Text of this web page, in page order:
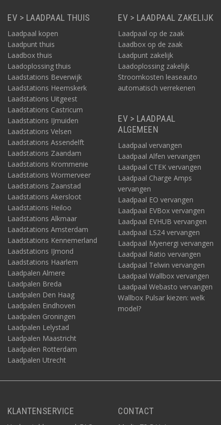
met App), de Laadpaal Ratio Solar (online lader met Load
Balancing, PV laden en App), de Laadpaal Ratio io6 (online lader
met E-Flux SIM) en de Laadpaal Ratio io7.
EV > LAADPAAL THUIS
Laadpaal kopen
Laadpunt thuis
Laadbox thuis
Laadoplossing thuis
Laadstations Beverwijk
Laadstations Heemskerk
Laadstations Uitgeest
Laadstations Castricum
Laadstations IJmuiden
Laadstations Velsen
Laadstations Assendelft
Laadstations Zaandam
Laadstations Krommenie
Laadstations Wormerveer
Laadstations Zaanstad
Laadstations Akersloot
Laadstations Heiloo
Laadstations Alkmaar
Laadstations Amsterdam
Laadstations Kennemerland
Laadstations IJmond
Laadstations Haarlem
Laadpalen Almere
Laadpalen Breda
Laadpalen Den Haag
Laadpalen Eindhoven
Laadpalen Groningen
Laadpalen Lelystad
Laadpalen Maastricht
Laadpalen Rotterdam
Laadpalen Utrecht
EV > LAADPAAL ZAKELIJK
Laadpaal op de zaak
Laadbox op de zaak
Laadpunt zakelijk
Laadoplossing zakelijk
Stroomkosten leaseauto
automatisch verrekenen
EV > LAADPAAL
ALGEMEEN
Laadpaal vervangen
Laadpaal Alfen vervangen
Laadpaal CTEK vervangen
Laadpaal Charge Amps
vervangen
Laadpaal EO vervangen
Laadpaal EVBox vervangen
Laadpaal EVHUB vervangen
Laadpaal LS24 vervangen
Laadpaal Myenergi vervangen
Laadpaal Ratio vervangen
Laadpaal Telwin vervangen
Laadpaal Wallbox vervangen
Laadpaal Webasto vervangen
Wallbox Pulsar kiezen: welk
model?
KLANTENSERVICE CONTACT